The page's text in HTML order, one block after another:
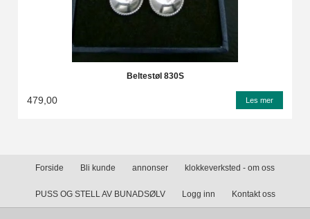
Beltestøl 830S
479,00 Les mer
Forside Bli kunde annonser klokkeverksted - om oss
PUSS OG STELL AV BUNADSØLV Logg inn Kontakt oss